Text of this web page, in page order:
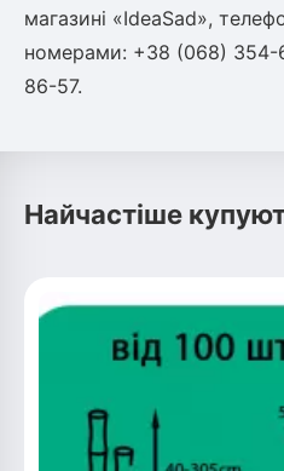
магазині «IdeaSad»,
номерами: +38 (068)
86-57.
Найчастіше